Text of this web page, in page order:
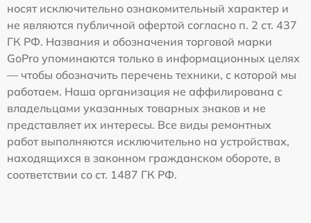
носят исключительно ознакомительный характер и
не являются публичной офертой согласно п. 2 ст. 437
ГК РФ. Названия и обозначения торговой марки
GoPro упоминаются только в информационных целях
— чтобы обозначить перечень техники, с которой мы
работаем. Наша организация не аффилирована с
владельцами указанных товарных знаков и не
представляет их интересы. Все виды ремонтных
работ выполняются исключительно на устройствах,
находящихся в законном гражданском обороте, в
соответствии со ст. 1487 ГК РФ.